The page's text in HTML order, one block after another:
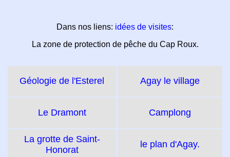
Dans nos liens: idées de visites:
La zone de protection de pêche du Cap Roux.
Géologie de l'Esterel Agay le village
Le Dramont Camplong
La grotte de Saint-
Honorat
le plan d'Agay.